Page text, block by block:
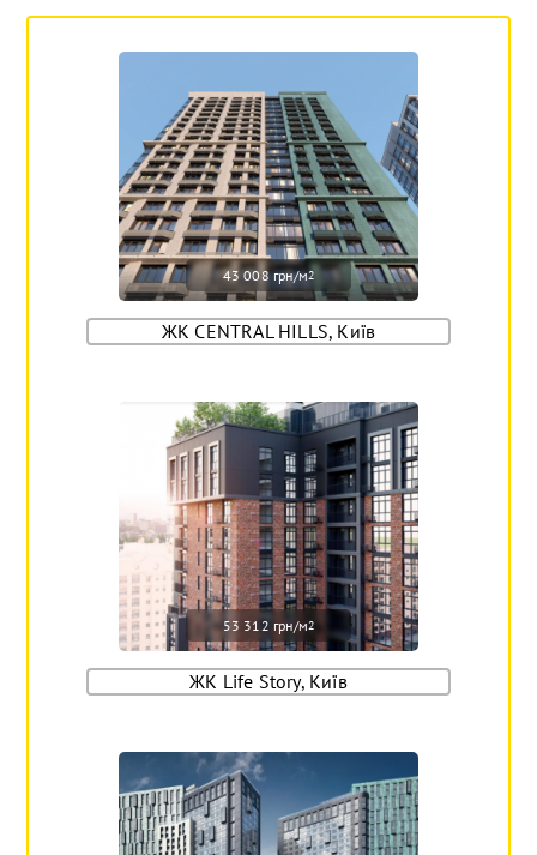
43 008 грн/м2
ЖК CENTRAL HILLS, Київ
53 312 грн/м2
ЖК Life Story, Київ